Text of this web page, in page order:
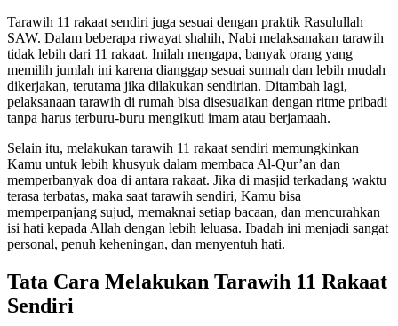
Tarawih 11 rakaat sendiri juga sesuai dengan praktik Rasulullah
SAW. Dalam beberapa riwayat shahih, Nabi melaksanakan tarawih
tidak lebih dari 11 rakaat. Inilah mengapa, banyak orang yang
memilih jumlah ini karena dianggap sesuai sunnah dan lebih mudah
dikerjakan, terutama jika dilakukan sendirian. Ditambah lagi,
pelaksanaan tarawih di rumah bisa disesuaikan dengan ritme pribadi
tanpa harus terburu-buru mengikuti imam atau berjamaah.
Selain itu, melakukan tarawih 11 rakaat sendiri memungkinkan
Kamu untuk lebih khusyuk dalam membaca Al-Qur’an dan
memperbanyak doa di antara rakaat. Jika di masjid terkadang waktu
terasa terbatas, maka saat tarawih sendiri, Kamu bisa
memperpanjang sujud, memaknai setiap bacaan, dan mencurahkan
isi hati kepada Allah dengan lebih leluasa. Ibadah ini menjadi sangat
personal, penuh keheningan, dan menyentuh hati.
Tata Cara Melakukan Tarawih 11 Rakaat
Sendiri